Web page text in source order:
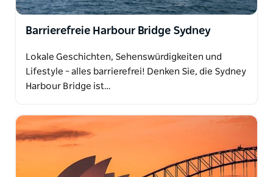
Barrierefreie Harbour Bridge Sydney
Lokale Geschichten, Sehenswürdigkeiten und
Lifestyle – alles barrierefrei! Denken Sie, die Sydney
Harbour Bridge ist…